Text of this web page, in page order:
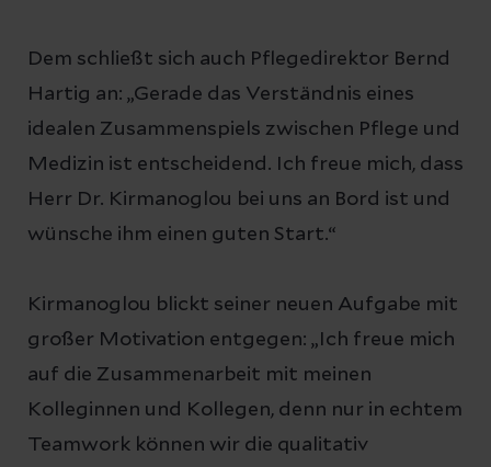
Dem schließt sich auch Pflegedirektor Bernd
Hartig an: „Gerade das Verständnis eines
idealen Zusammenspiels zwischen Pflege und
Medizin ist entscheidend. Ich freue mich, dass
Herr Dr. Kirmanoglou bei uns an Bord ist und
wünsche ihm einen guten Start.“
Kirmanoglou blickt seiner neuen Aufgabe mit
großer Motivation entgegen: „Ich freue mich
auf die Zusammenarbeit mit meinen
Kolleginnen und Kollegen, denn nur in echtem
Teamwork können wir die qualitativ